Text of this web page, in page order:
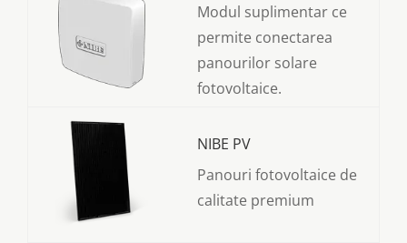
Modul suplimentar ce
permite conectarea
panourilor solare
fotovoltaice.
NIBE PV
Panouri fotovoltaice de
calitate premium